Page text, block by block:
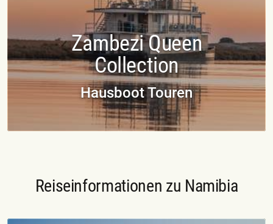
Zambezi Queen
Collection
Hausboot Touren
Reiseinformationen zu Namibia